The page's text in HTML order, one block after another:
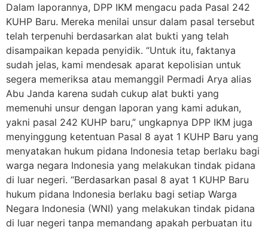
Dalam laporannya, DPP IKM mengacu pada Pasal 242
KUHP Baru. Mereka menilai unsur dalam pasal tersebut
telah terpenuhi berdasarkan alat bukti yang telah
disampaikan kepada penyidik. “Untuk itu, faktanya
sudah jelas, kami mendesak aparat kepolisian untuk
segera memeriksa atau memanggil Permadi Arya alias
Abu Janda karena sudah cukup alat bukti yang
memenuhi unsur dengan laporan yang kami adukan,
yakni pasal 242 KUHP baru,” ungkapnya DPP IKM juga
menyinggung ketentuan Pasal 8 ayat 1 KUHP Baru yang
menyatakan hukum pidana Indonesia tetap berlaku bagi
warga negara Indonesia yang melakukan tindak pidana
di luar negeri. “Berdasarkan pasal 8 ayat 1 KUHP Baru
hukum pidana Indonesia berlaku bagi setiap Warga
Negara Indonesia (WNI) yang melakukan tindak pidana
di luar negeri tanpa memandang apakah perbuatan itu